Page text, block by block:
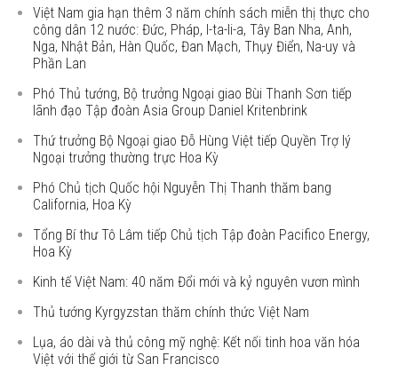
Việt Nam gia hạn thêm 3 năm chính sách miễn thị thực cho
công dân 12 nước: Đức, Pháp, I-ta-li-a, Tây Ban Nha, Anh,
Nga, Nhật Bản, Hàn Quốc, Đan Mạch, Thụy Điển, Na-uy và
Phần Lan
Phó Thủ tướng, Bộ trưởng Ngoại giao Bùi Thanh Sơn tiếp
lãnh đạo Tập đoàn Asia Group Daniel Kritenbrink
Thứ trưởng Bộ Ngoại giao Đỗ Hùng Việt tiếp Quyền Trợ lý
Ngoại trưởng thường trực Hoa Kỳ
Phó Chủ tịch Quốc hội Nguyễn Thị Thanh thăm bang
California, Hoa Kỳ
Tổng Bí thư Tô Lâm tiếp Chủ tịch Tập đoàn Pacifico Energy,
Hoa Kỳ
Kinh tế Việt Nam: 40 năm Đổi mới và kỷ nguyên vươn mình
Thủ tướng Kyrgyzstan thăm chính thức Việt Nam
Lụa, áo dài và thủ công mỹ nghệ: Kết nối tinh hoa văn hóa
Việt với thế giới từ San Francisco